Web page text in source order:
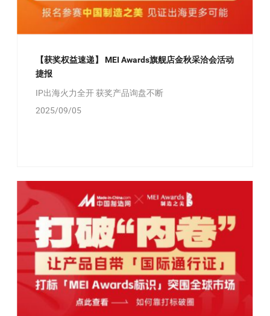
【获奖权益速递】 MEI Awards旗舰店金秋采洽会活动
捷报
IP出海火力全开 获奖产品询盘不断
2025/09/05